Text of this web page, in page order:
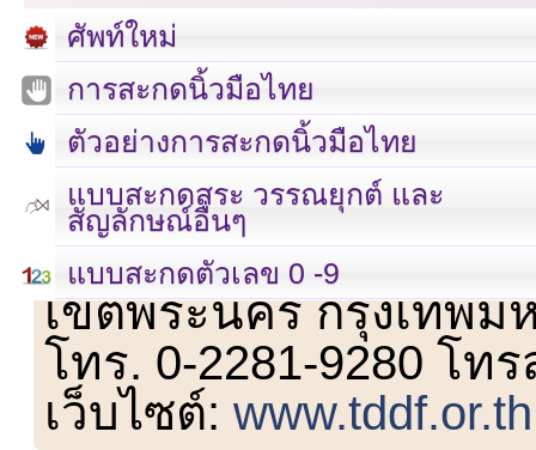
ศัพท์ใหม่
การสะกดนิ้วมือไทย
ตัวอย่างการสะกดนิ้วมือไทย
แบบสะกดสระ วรรณยุกต์ และ
สัญลักษณ์อื่นๆ
แบบสะกดตัวเลข 0 -9
เลขที่ 23 ชั้น 2 ถนนวิ
เขตพระนคร กรุงเทพม
โทร. 0-2281-9280 โท
เว็บไซต์:www.tddf.or.th